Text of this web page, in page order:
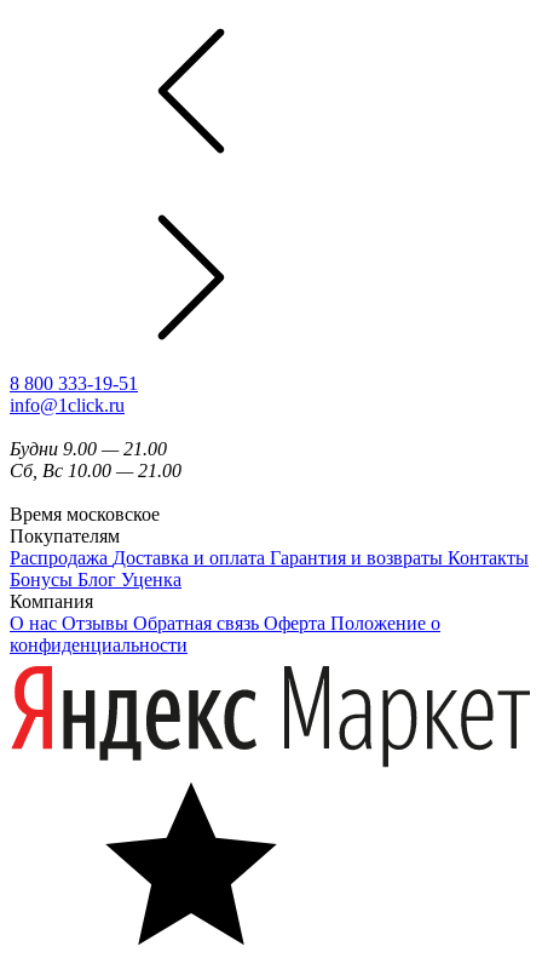
8 800 333-19-51
info@1click.ru
Будни 9.00 — 21.00
Сб, Вс 10.00 — 21.00
Время московское
Покупателям
Распродажа Доставка и оплата Гарантия и возвраты Контакты
Бонусы Блог Уценка
Компания
О нас Отзывы Обратная связь Оферта Положение о
конфиденциальности